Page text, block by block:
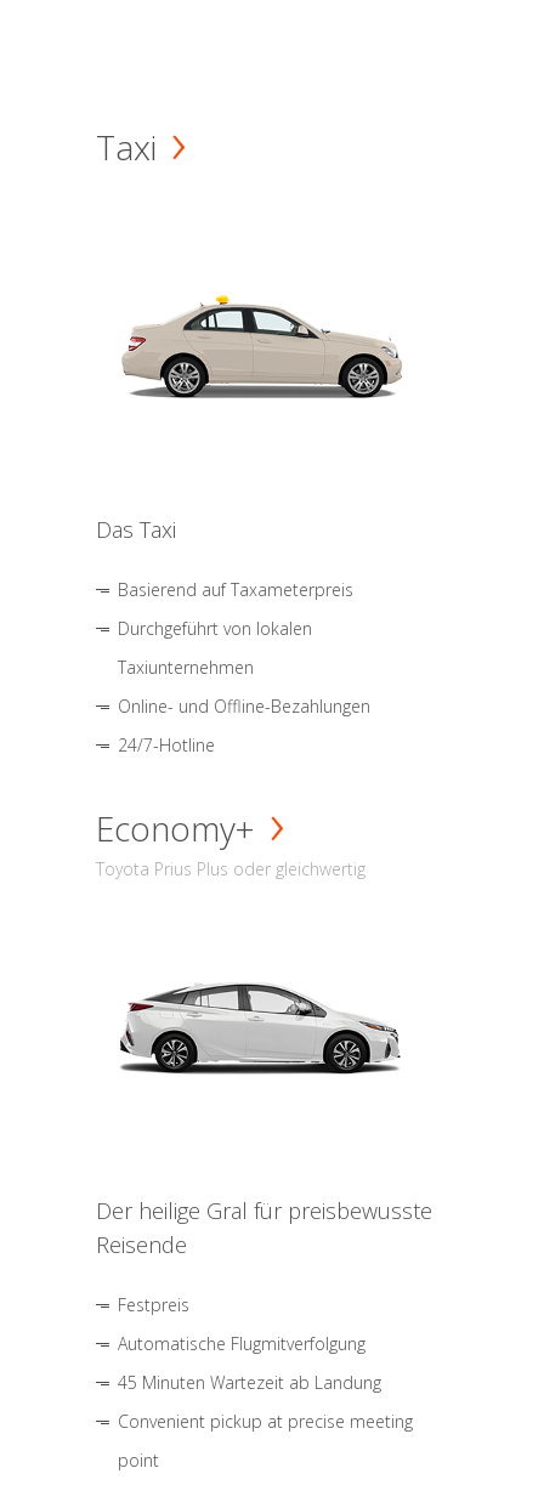
Taxi
Das Taxi
Basierend auf Taxameterpreis
Durchgeführt von lokalen
Taxiunternehmen
Online- und Offline-Bezahlungen
24/7-Hotline
Economy+
Toyota Prius Plus oder gleichwertig
Der heilige Gral für preisbewusste
Reisende
Festpreis
Automatische Flugmitverfolgung
45 Minuten Wartezeit ab Landung
Convenient pickup at precise meeting
point